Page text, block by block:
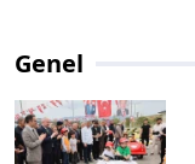
Genel